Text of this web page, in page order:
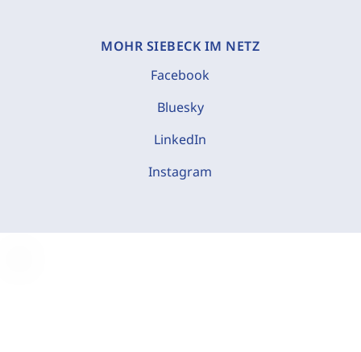
MOHR SIEBECK IM NETZ
Facebook
Bluesky
LinkedIn
Instagram